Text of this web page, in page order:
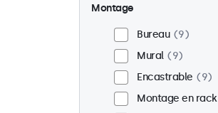
Montage
Bureau
9
Mural
9
Encastrable
9
Montage en rack